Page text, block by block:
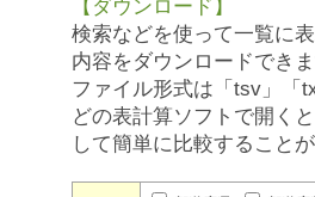
【ダウンロード】
検索などを使って一覧に
内容をダウンロードできま
ファイル形式は「tsv」「
どの表計算ソフトで開く
して簡単に比較することが